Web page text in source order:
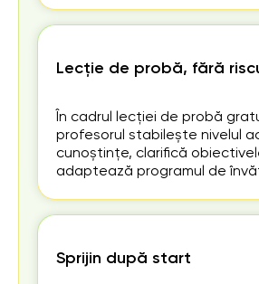
Lecție de probă, fără
În cadrul lecției de probă
profesorul stabilește nivelul
cunoștințe, clarifică
adaptează programul de
Sprijin după start